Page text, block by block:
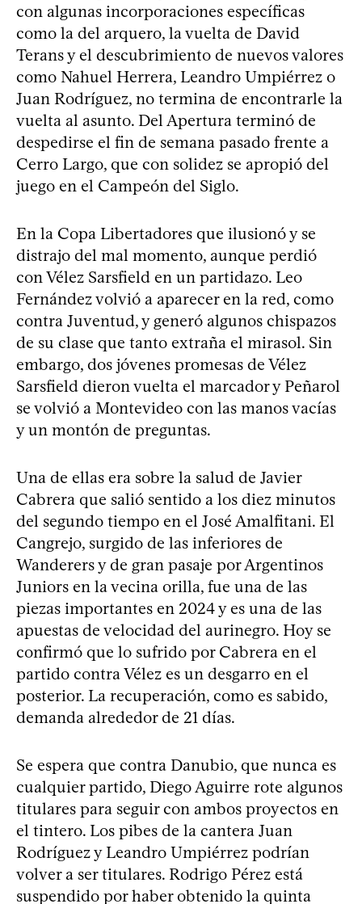
con algunas incorporaciones específicas
como la del arquero, la vuelta de David
Terans y el descubrimiento de nuevos valores
como Nahuel Herrera, Leandro Umpiérrez o
Juan Rodríguez, no termina de encontrarle la
vuelta al asunto. Del Apertura terminó de
despedirse el fin de semana pasado frente a
Cerro Largo, que con solidez se apropió del
juego en el Campeón del Siglo.
En la Copa Libertadores que ilusionó y se
distrajo del mal momento, aunque perdió
con Vélez Sarsfield en un partidazo. Leo
Fernández volvió a aparecer en la red, como
contra Juventud, y generó algunos chispazos
de su clase que tanto extraña el mirasol. Sin
embargo, dos jóvenes promesas de Vélez
Sarsfield dieron vuelta el marcador y Peñarol
se volvió a Montevideo con las manos vacías
y un montón de preguntas.
Una de ellas era sobre la salud de Javier
Cabrera que salió sentido a los diez minutos
del segundo tiempo en el José Amalfitani. El
Cangrejo, surgido de las inferiores de
Wanderers y de gran pasaje por Argentinos
Juniors en la vecina orilla, fue una de las
piezas importantes en 2024 y es una de las
apuestas de velocidad del aurinegro. Hoy se
confirmó que lo sufrido por Cabrera en el
partido contra Vélez es un desgarro en el
posterior. La recuperación, como es sabido,
demanda alrededor de 21 días.
Se espera que contra Danubio, que nunca es
cualquier partido, Diego Aguirre rote algunos
titulares para seguir con ambos proyectos en
el tintero. Los pibes de la cantera Juan
Rodríguez y Leandro Umpiérrez podrían
volver a ser titulares. Rodrigo Pérez está
suspendido por haber obtenido la quinta